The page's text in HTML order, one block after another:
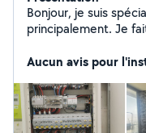
Bonjour, je suis
principalement. Je
façade, etc...),
Aucun avis pour